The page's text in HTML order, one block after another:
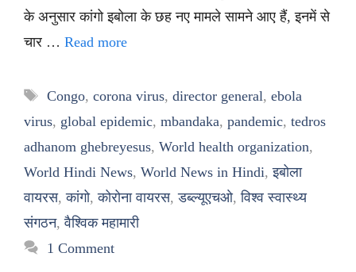
के अनुसार कांगो इबोला के छह नए मामले सामने आए हैं, इनमें से
चार … Read more
Tags
Congo, corona virus, director general, ebola
virus, global epidemic, mbandaka, pandemic, tedros
adhanom ghebreyesus, World health organization,
World Hindi News, World News in Hindi,इबोला
वायरस,कांगो,कोरोना वायरस,डब्ल्यूएचओ,विश्व स्वास्थ्य
संगठन,वैश्विक महामारी
1 Comment